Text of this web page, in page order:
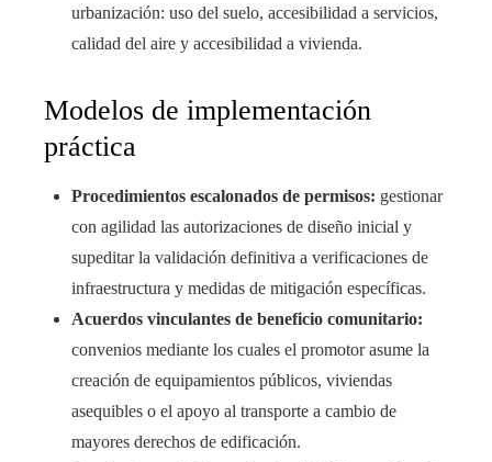
urbanización: uso del suelo, accesibilidad a servicios,
calidad del aire y accesibilidad a vivienda.
Modelos de implementación
práctica
Procedimientos escalonados de permisos: gestionar
con agilidad las autorizaciones de diseño inicial y
supeditar la validación definitiva a verificaciones de
infraestructura y medidas de mitigación específicas.
Acuerdos vinculantes de beneficio comunitario:
convenios mediante los cuales el promotor asume la
creación de equipamientos públicos, viviendas
asequibles o el apoyo al transporte a cambio de
mayores derechos de edificación.